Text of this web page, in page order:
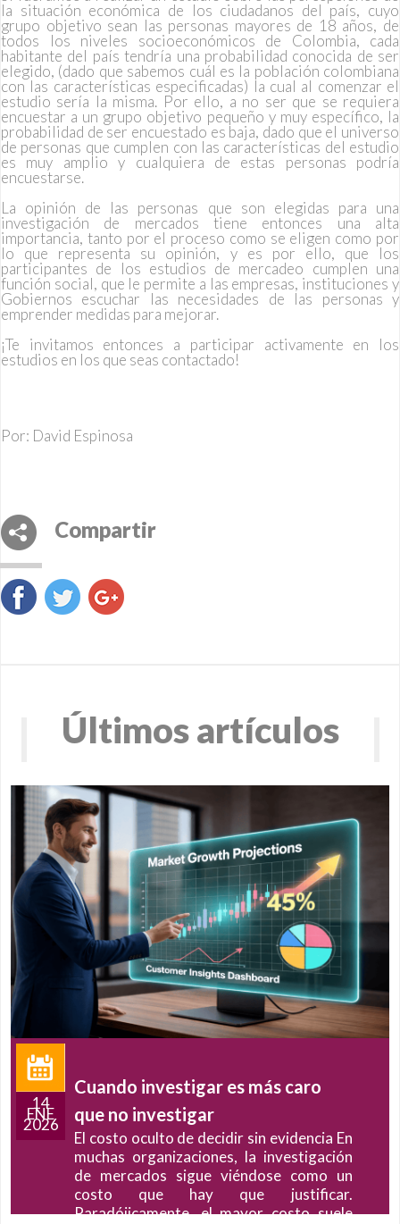
la situación económica de los ciudadanos del país, cuyo
grupo objetivo sean las personas mayores de 18 años, de
todos los niveles socioeconómicos de Colombia, cada
habitante del país tendría una probabilidad conocida de ser
elegido, (dado que sabemos cuál es la población colombiana
con las características especificadas) la cual al comenzar el
estudio sería la misma. Por ello, a no ser que se requiera
encuestar a un grupo objetivo pequeño y muy específico, la
probabilidad de ser encuestado es baja, dado que el universo
de personas que cumplen con las características del estudio
es muy amplio y cualquiera de estas personas podría
encuestarse.
La opinión de las personas que son elegidas para una
investigación de mercados tiene entonces una alta
importancia, tanto por el proceso como se eligen como por
lo que representa su opinión, y es por ello, que los
participantes de los estudios de mercadeo cumplen una
función social, que le permite a las empresas, instituciones y
Gobiernos escuchar las necesidades de las personas y
emprender medidas para mejorar.
¡Te invitamos entonces a participar activamente en los
estudios en los que seas contactado!
Por: David Espinosa
Compartir
Últimos artículos
es más caro
sin evidencia En
la investigación
viéndose como un
que justificar.
el mayor costo suele
AGO
2025
clave para el
La reputación de
la percepción
grupos con los
compañías en la